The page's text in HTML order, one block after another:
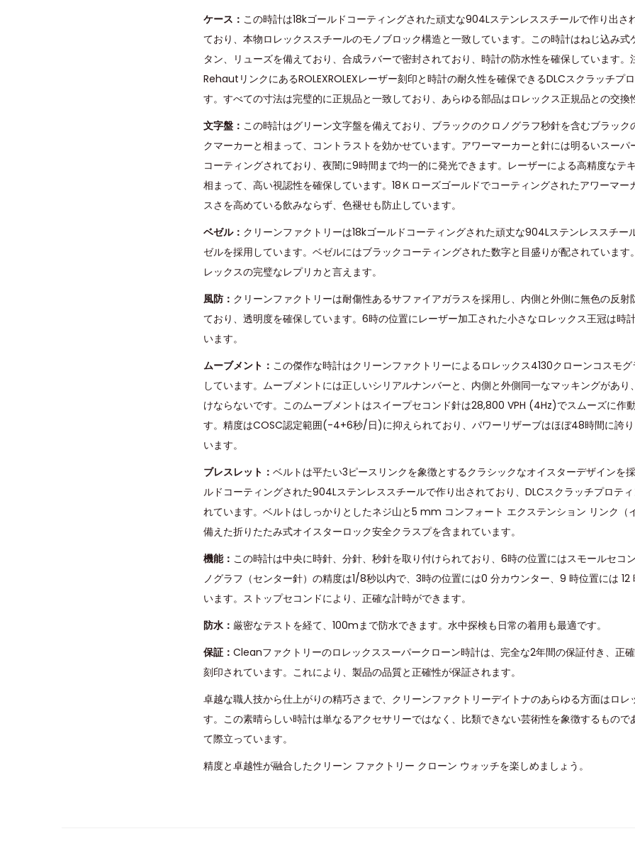
ケース： この時計は18kゴールドコーティングされた頑丈な904Lステンレススチールで作り出さ
ており、本物ロレックススチールのモノブロック構造と一致しています。この時計はねじ込み式
タン、リューズを備えており、合成ラバーで密封されており、時計の防水性を確保しています。
RehautリンクにあるROLEXROLEXレーザー刻印と時計の耐久性を確保できるDLCスクラッチプ
す。すべての寸法は完璧的に正規品と一致しており、あらゆる部品はロレックス正規品との交換
文字盤： この時計はグリーン文字盤を備えており、ブラックのクロノグラフ秒針を含むブラック
クマーカーと相まって、コントラストを効かせています。アワーマーカーと針には明るいスーパ
コーティングされており、夜闇に9時間まで均一的に発光できます。レーザーによる高精度なテ
相まって、高い視認性を確保しています。18Ｋローズゴールドでコーティングされたアワーマー
スさを高めている飲みならず、色褪せも防止しています。
ベゼル： クリーンファクトリーは18kゴールドコーティングされた頑丈な904Lステンレススチー
ゼルを採用しています。ベゼルにはブラックコーティングされた数字と目盛りが配されています
レックスの完璧なレプリカと言えます。
風防： クリーンファクトリーは耐傷性あるサファイアガラスを採用し、内側と外側に無色の反
ており、透明度を確保しています。6時の位置にレーザー加工された小さなロレックス王冠は時
います。
ムーブメント： この傑作な時計はクリーンファクトリーによるロレックス4130クローンコスモ
しています。ムーブメントには正しいシリアルナンバーと、内側と外側同一なマッキングがあ
けならないです。このムーブメントはスイープセコンド針は28,800 VPH (4Hz)でスムーズに作
す。精度はCOSC認定範囲(-4+6秒/日)に抑えられており、パワーリザーブはほぼ48時間に誇
います。
ブレスレット： ベルトは平たい3ピースリンクを象徴とするクラシックなオイスターデザインを
ルドコーティングされた904Lステンレススチールで作り出されており、DLCスクラッチプロテ
れています。ベルトはしっかりとしたネジ山と5 mm コンフォート エクステンション リンク（
備えた折りたたみ式オイスターロック安全クラスプを含まれています。
機能： この時計は中央に時針、分針、秒針を取り付けられており、6時の位置にはスモールセコ
ノグラフ（センター針）の精度は1/8秒以内で、3時の位置には0 分カウンター、9 時位置には 12
います。ストップセコンドにより、正確な計時ができます。
防水： 厳密なテストを経て、100mまで防水できます。水中探検も日常の着用も最適です。
保証： Cleanファクトリーのロレックススーパークローン時計は、完全な2年間の保証付き、正
刻印されています。これにより、製品の品質と正確性が保証されます。
卓越な職人技から仕上がりの精巧さまで、クリーンファクトリーデイトナのあらゆる方面はロレ
す。この素晴らしい時計は単なるアクセサリーではなく、比類できない芸術性を象徴するもので
て際立っています。
精度と卓越性が融合したクリーン ファクトリー クローン ウォッチを楽しめましょう。